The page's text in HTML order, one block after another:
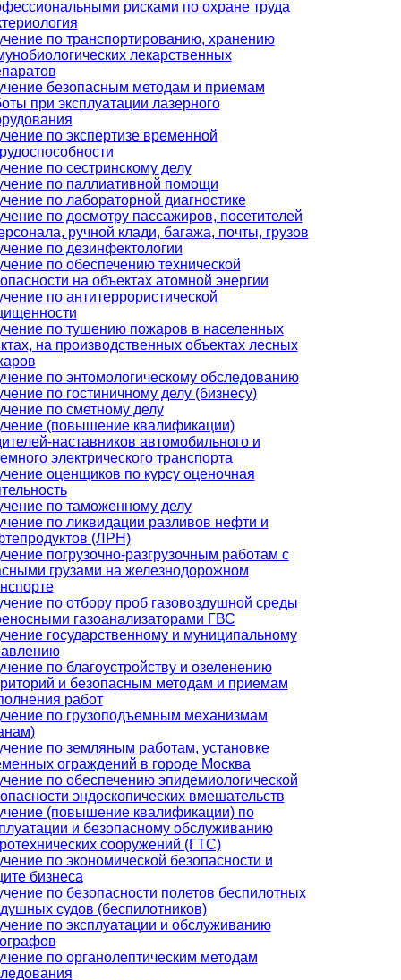
рисками по охране труда
по транспортированию, хранению
лекарственных
безопасным методам и приемам
при эксплуатации лазерного
по экспертизе временной
по сестринскому делу
по паллиативной помощи
по лабораторной диагностике
по досмотру пассажиров, посетителей
ручной клади, багажа, почты, грузов
по дезинфектологии
по обеспечению технической
на объектах атомной энергии
по антитеррористической
по тушению пожаров в населенных
на производственных объектах лесных
по энтомологическому обследованию
по гостиничному делу (бизнесу)
по сметному делу
(повышение квалификации)
наставников автомобильного и
электрического транспорта
оценщиков по курсу оценочная
по таможенному делу
по ликвидации разливов нефти и
(ЛРН)
погрузочно-разгрузочным работам с
грузами на железнодорожном
по отбору проб газовоздушной среды
газоанализаторами ГВС
государственному и муниципальному
по благоустройству и озеленению
и безопасным методам и приемам
работ
по грузоподъемным механизмам
по земляным работам, установке
ограждений в городе Москва
по обеспечению эпидемиологической
эндоскопических вмешательств
(повышение квалификации) по
и безопасному обслуживанию
сооружений (ГТС)
по экономической безопасности и
бизнеса
по безопасности полетов беспилотных
судов (беспилотников)
по эксплуатации и обслуживанию
по органолептическим методам